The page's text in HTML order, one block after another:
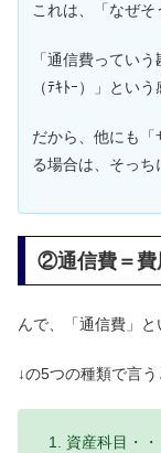
これは、「なぜそ
「通信費ってい
（ﾃｷﾄｰ）」とい
だから、他にも
る場合は、そっち
②通信費＝費
んで、「通信費」と
↓の5つの種類で言
資産科目・